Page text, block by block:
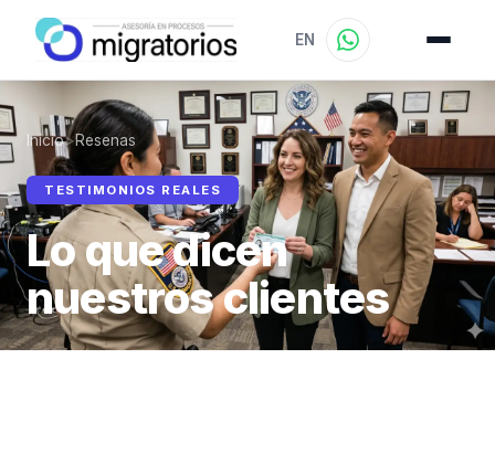
EN
Inicio>Resenas
TESTIMONIOS REALES
Lo que dicen
nuestros clientes
Estas son resenas reales de nuestros clientes en